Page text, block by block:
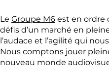
Le Groupe M6 est en ordre
défis d’un marché en
l’audace et l’agilité qui
Nous comptons jouer
nouveau monde